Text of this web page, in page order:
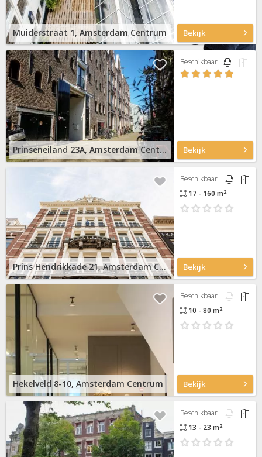
Neem contact op
Muiderstraat 1, Amsterdam Centrum Bekijk
Prinseneiland 23A, Amsterdam Centrum
Beschikbaar
Bekijk
Prins Hendrikkade 21, Amsterdam Centrum
Beschikbaar
17 - 160 m2
Bekijk
Hekelveld 8-10, Amsterdam Centrum
Beschikbaar
10 - 80 m2
Bekijk
Beschikbaar
13 - 23 m2